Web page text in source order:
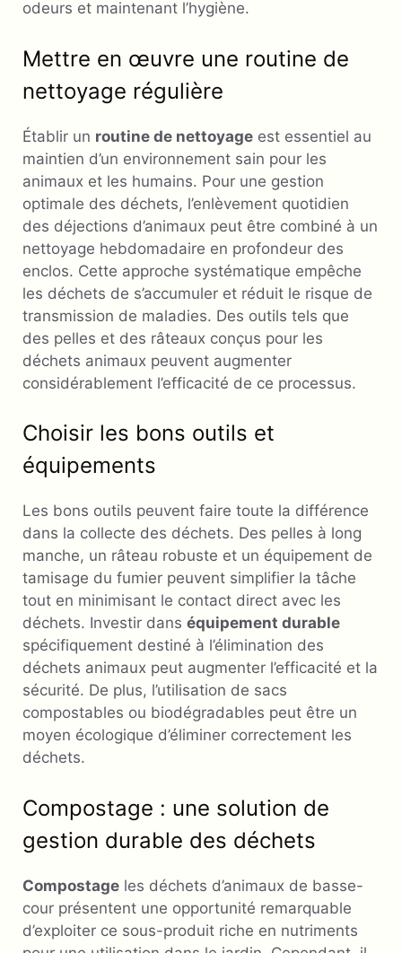
odeurs et maintenant l’hygiène.
Mettre en œuvre une routine de
nettoyage régulière
Établir un routine de nettoyage est essentiel au
maintien d’un environnement sain pour les
animaux et les humains. Pour une gestion
optimale des déchets, l’enlèvement quotidien
des déjections d’animaux peut être combiné à un
nettoyage hebdomadaire en profondeur des
enclos. Cette approche systématique empêche
les déchets de s’accumuler et réduit le risque de
transmission de maladies. Des outils tels que
des pelles et des râteaux conçus pour les
déchets animaux peuvent augmenter
considérablement l’efficacité de ce processus.
Choisir les bons outils et
équipements
Les bons outils peuvent faire toute la différence
dans la collecte des déchets. Des pelles à long
manche, un râteau robuste et un équipement de
tamisage du fumier peuvent simplifier la tâche
tout en minimisant le contact direct avec les
déchets. Investir dans équipement durable
spécifiquement destiné à l’élimination des
déchets animaux peut augmenter l’efficacité et la
sécurité. De plus, l’utilisation de sacs
compostables ou biodégradables peut être un
moyen écologique d’éliminer correctement les
déchets.
Compostage : une solution de
gestion durable des déchets
Compostage les déchets d’animaux de basse-
cour présentent une opportunité remarquable
d’exploiter ce sous-produit riche en nutriments